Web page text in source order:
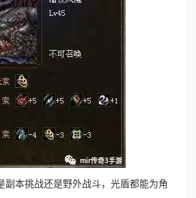
副本挑战还是野外战斗，光盾都能为角